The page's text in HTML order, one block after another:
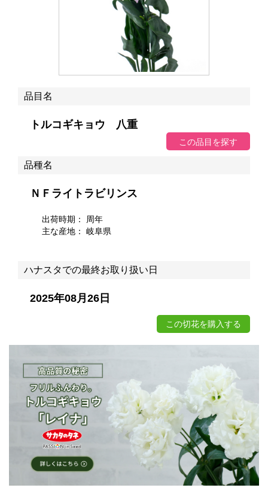
品目名
トルコギキョウ 八重
品種名
ＮＦライトラビリンス
出荷時期： 周年
主な産地： 岐阜県
ハナスタでの最終お取り扱い日
2025年08月26日
この切花を購入する